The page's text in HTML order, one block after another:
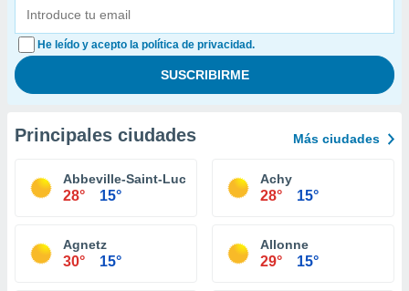
He leído y acepto la política de privacidad.
Principales ciudades Más ciudades
Abbeville-Saint-Lucien
28° 15°
Achy
28° 15°
Agnetz
30° 15°
Allonne
29° 15°